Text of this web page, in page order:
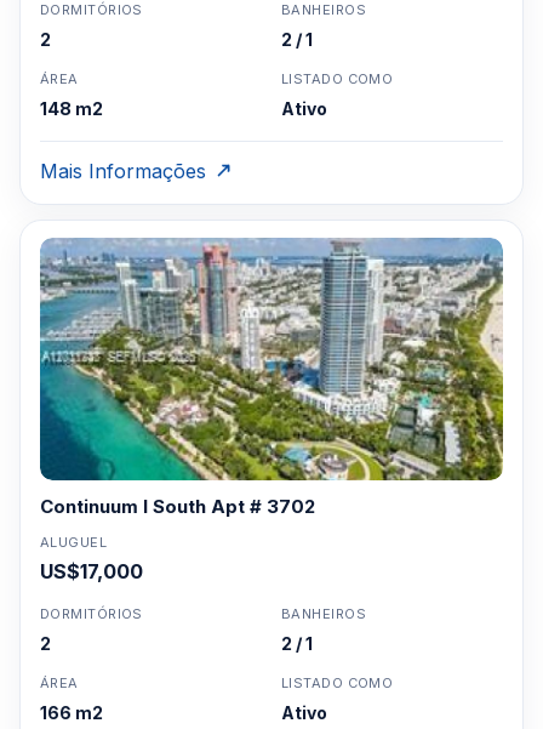
DORMITÓRIOS
2
BANHEIROS
2 / 1
ÁREA
148 m2
LISTADO COMO
Ativo
Mais Informações
Continuum I South Apt # 3702
ALUGUEL
US$17,000
DORMITÓRIOS
2
BANHEIROS
2 / 1
ÁREA
166 m2
LISTADO COMO
Ativo